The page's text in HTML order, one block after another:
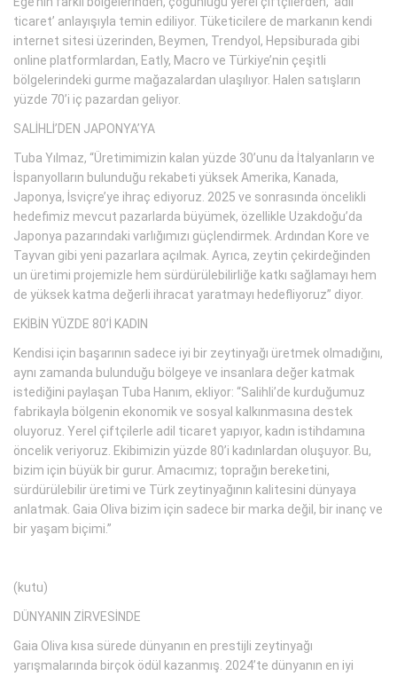
ticaret’ anlayışıyla temin ediliyor. Tüketicilere de markanın kendi
internet sitesi üzerinden, Beymen, Trendyol, Hepsiburada gibi
online platformlardan, Eatly, Macro ve Türkiye’nin çeşitli
bölgelerindeki gurme mağazalardan ulaşılıyor. Halen satışların
yüzde 70’i iç pazardan geliyor.
SALİHLİ’DEN JAPONYA’YA
Tuba Yılmaz, “Üretimimizin kalan yüzde 30’unu da İtalyanların ve
İspanyolların bulunduğu rekabeti yüksek Amerika, Kanada,
Japonya, İsviçre’ye ihraç ediyoruz. 2025 ve sonrasında öncelikli
hedefimiz mevcut pazarlarda büyümek, özellikle Uzakdoğu’da
Japonya pazarındaki varlığımızı güçlendirmek. Ardından Kore ve
Tayvan gibi yeni pazarlara açılmak. Ayrıca, zeytin çekirdeğinden
un üretimi projemizle hem sürdürülebilirliğe katkı sağlamayı hem
de yüksek katma değerli ihracat yaratmayı hedefliyoruz” diyor.
EKİBİN YÜZDE 80’İ KADIN
Kendisi için başarının sadece iyi bir zeytinyağı üretmek olmadığını,
aynı zamanda bulunduğu bölgeye ve insanlara değer katmak
istediğini paylaşan Tuba Hanım, ekliyor: “Salihli’de kurduğumuz
fabrikayla bölgenin ekonomik ve sosyal kalkınmasına destek
oluyoruz. Yerel çiftçilerle adil ticaret yapıyor, kadın istihdamına
öncelik veriyoruz. Ekibimizin yüzde 80’i kadınlardan oluşuyor. Bu,
bizim için büyük bir gurur. Amacımız; toprağın bereketini,
sürdürülebilir üretimi ve Türk zeytinyağının kalitesini dünyaya
anlatmak. Gaia Oliva bizim için sadece bir marka değil, bir inanç ve
bir yaşam biçimi.”
(kutu)
DÜNYANIN ZİRVESİNDE
Gaia Oliva kısa sürede dünyanın en prestijli zeytinyağı
yarışmalarında birçok ödül kazanmış. 2024’te dünyanın en iyi